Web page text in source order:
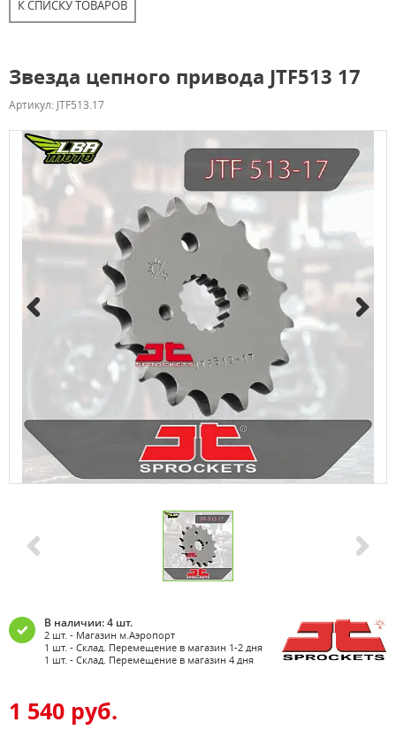
К СПИСКУ ТОВАРОВ
Звезда цепного привода JTF513 17
Артикул: JTF513.17
В наличии: 4 шт.
2 шт. - Магазин м.Аэропорт
1 шт. - Склад. Перемещение в магазин 1-2 дня
1 шт. - Склад. Перемещение в магазин 4 дня
1 540 руб.